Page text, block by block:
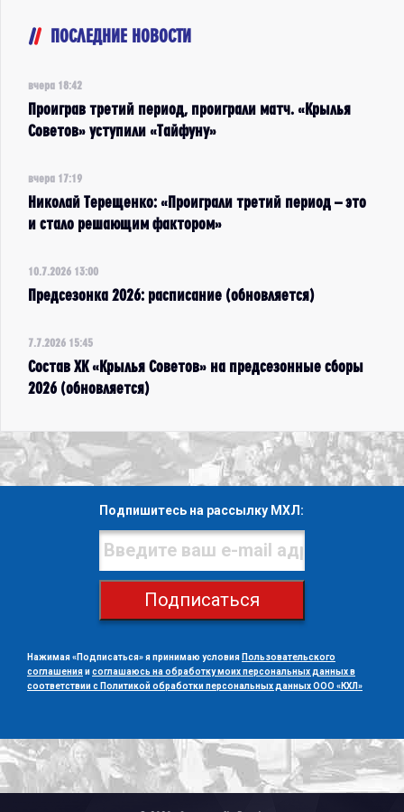
ПОСЛЕДНИЕ НОВОСТИ
вчера 18:42
Проиграв третий период, проиграли матч. «Крылья
Советов» уступили «Тайфуну»
вчера 17:19
Николай Терещенко: «Проиграли третий период – это
и стало решающим фактором»
10.7.2026 13:00
Предсезонка 2026: расписание (обновляется)
7.7.2026 15:45
Состав ХК «Крылья Советов» на предсезонные сборы
2026 (обновляется)
Подпишитесь на рассылку МХЛ:
Подписаться
Нажимая «Подписаться» я принимаю условия Пользовательского
соглашенияисоглашаюсь на обработку моих персональных данных в
соответствии с Политикой обработки персональных данных ООО «КХЛ»